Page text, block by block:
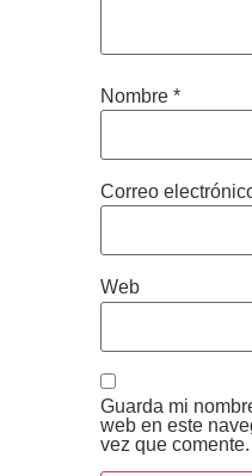
Nombre *
Correo
Web
Guarda mi
web en este
vez que comente.